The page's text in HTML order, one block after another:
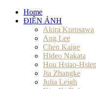
Home
ĐIỆN ẢNH
Akira Kurosawa
Ang Lee
Chen Kaige
Hideo Nakata
Hou Hsiao-Hsien
Jia Zhangke
Julia Leigh